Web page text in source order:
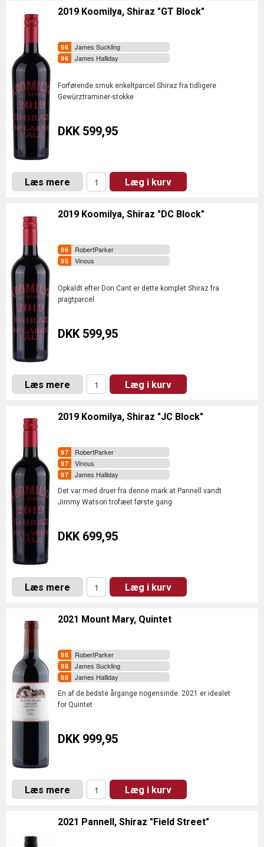
2019 Koomilya, Shiraz "GT Block"
James Suckling
James Halliday
Forførende smuk enkeltparcel Shiraz fra tidligere
Gewürztraminer-stokke
DKK 599,95
Læs mere Læg i kurv
2019 Koomilya, Shiraz "DC Block"
RobertParker
Vinous
Opkaldt efter Don Cant er dette komplet Shiraz fra
pragtparcel
DKK 599,95
Læs mere Læg i kurv
2019 Koomilya, Shiraz "JC Block"
RobertParker
Vinous
James Halliday
Det var med druer fra denne mark at Pannell vandt
Jimmy Watson trofæet første gang
DKK 699,95
Læs mere Læg i kurv
2021 Mount Mary, Quintet
RobertParker
James Suckling
James Halliday
En af de bedste årgange nogensinde. 2021 er idealet
for Quintet
DKK 999,95
Læs mere Læg i kurv
2021 Pannell, Shiraz "Field Street"